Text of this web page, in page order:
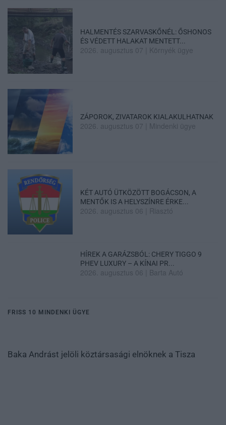
HALMENTÉS SZARVASKŐNÉL: ŐSHONOS
ÉS VÉDETT HALAKAT MENTETT...
2026. augusztus 07 Környék ügye
ZÁPOROK, ZIVATAROK KIALAKULHATNAK
2026. augusztus 07 Mindenki ügye
KÉT AUTÓ ÜTKÖZÖTT BOGÁCSON, A
MENTŐK IS A HELYSZÍNRE ÉRKE...
2026. augusztus 06 Riasztó
HÍREK A GARÁZSBÓL: CHERY TIGGO 9
PHEV LUXURY – A KÍNAI PR...
2026. augusztus 06 Barta Autó
FRISS 10 MINDENKI ÜGYE
Baka Andrást jelöli köztársasági elnöknek a Tisza